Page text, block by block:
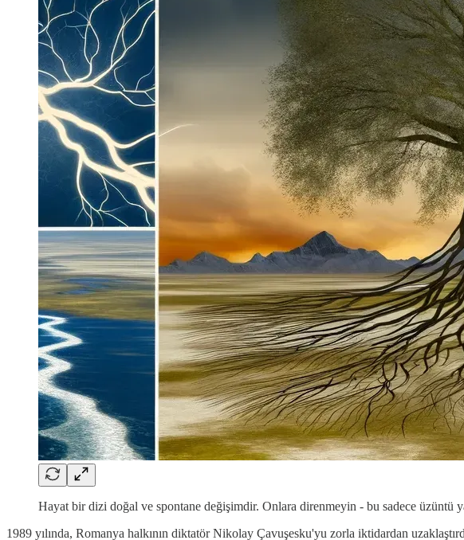
Hayat bir dizi doğal ve spontane değişimdir. Onlara direnmeyin - bu sadece üzüntü
1989 yılında, Romanya halkının diktatör Nikolay Çavuşesku'yu zorla iktidardan